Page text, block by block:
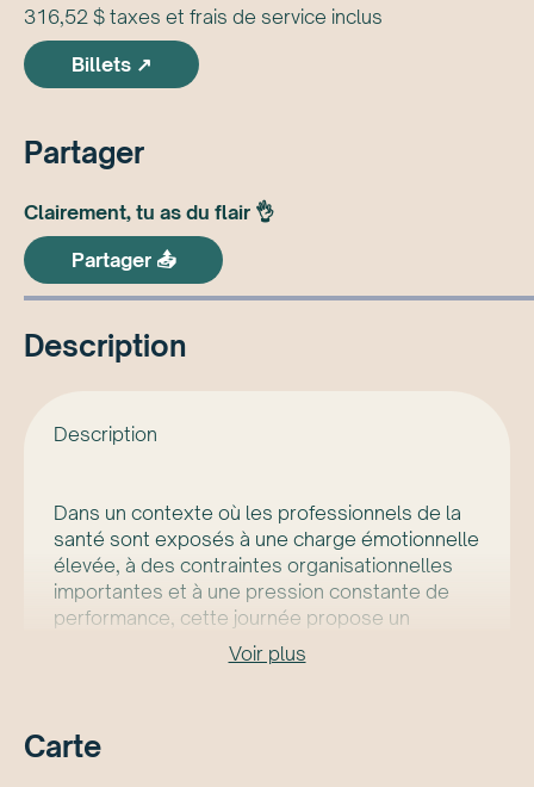
316,52 $ taxes et frais de service inclus
Billets ↗
Partager
Clairement, tu as du flair 👌
Partager 📤
Description
Description
Dans un contexte où les professionnels de la
santé sont exposés à une charge émotionnelle
élevée, à des contraintes organisationnelles
importantes et à une pression constante de
performance, cette journée propose un
espace rare pour se déposer, se recentrer et
se ressourcer. Inspirée du programme
aux réalités des milieux de soins, cette
Voir plus
Carte